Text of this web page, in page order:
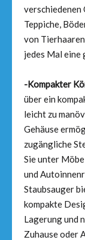
verschiedenen
Teppiche,
von
jedes Mal eine
-Kompakter
über ein
leicht zu
Gehäuse
zugängliche
Sie unter
und
Staubsauger
kompakte
Lagerung und
Zuhause oder